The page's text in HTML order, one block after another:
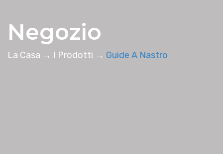
Negozio
La Casa → I Prodotti → Guide A Nastro